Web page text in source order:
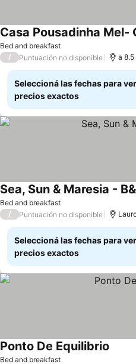
Bed and breakfast
/ Puntuación no disponible a
Seleccioná las fechas para
precios exactos
Bed and breakfast
Sea, Sun & Maresia -
/ Puntuación no disponible
Seleccioná las fechas para
precios exactos
Bed and breakfast
Ponto De Equilibrio